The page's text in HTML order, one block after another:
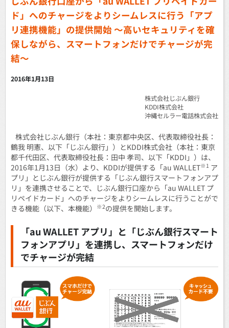
ド」へのチャージをよりシームレスに行う「アプ
リ連携機能」の提供開始～高いセキュリティを確
保しながら、スマートフォンだけでチャージが完
結～
2016年1月13日
株式会社じぶん銀行
KDDI株式会社
沖縄セルラー電話株式会社
株式会社じぶん銀行（本社：東京都中央区、代表取締役社長：
鶴我 明憲、以下「じぶん銀行」）とKDDI株式会社（本社：東京
都千代田区、代表取締役社長：田中 孝司、以下「KDDI」）は、
2016年1月13日（水）より、KDDIが提供する「au WALLET※1 ア
プリ」とじぶん銀行が提供する「じぶん銀行スマートフォンアプ
リ」を連携させることで、じぶん銀行口座から「au WALLET プ
リペイドカード」へのチャージをよりシームレスに行うことがで
きる機能（以下、本機能）
※2の提供を開始します。
「au WALLET アプリ」と「じぶん銀行スマート
フォンアプリ」を連携し、スマートフォンだけ
でチャージが完結